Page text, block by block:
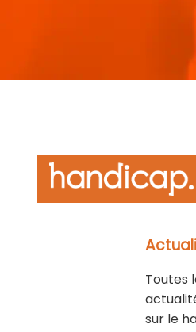
Toutes
sur le